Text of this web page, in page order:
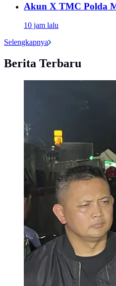
Akun X TMC Polda
10 jam lalu
Selengkapnya
Berita Terbaru